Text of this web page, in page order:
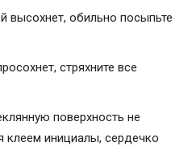
высохнет, обильно посыпьте
стряхните все
поверхность не
клеем инициалы, сердечко